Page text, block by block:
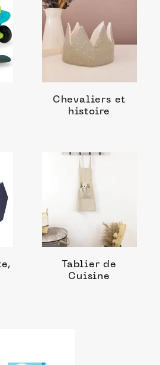
Chevaliers et
histoire
Tablier de
Cuisine